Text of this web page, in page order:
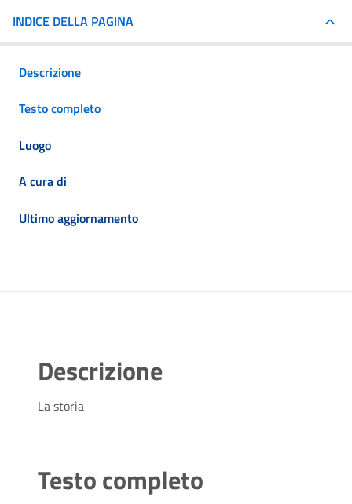
INDICE DELLA PAGINA
Descrizione
Testo completo
Luogo
A cura di
Ultimo aggiornamento
Descrizione
La storia
Testo completo